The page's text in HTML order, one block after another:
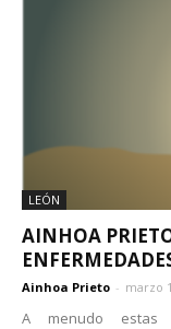
LEÓN
AINHOA
Ainhoa Prieto - marzo
A menudo estas